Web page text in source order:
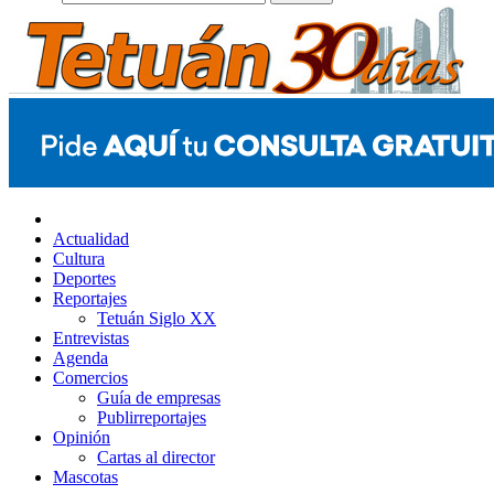
Actualidad
Cultura
Deportes
Reportajes
Tetuán Siglo XX
Entrevistas
Agenda
Comercios
Guía de empresas
Publirreportajes
Opinión
Cartas al director
Mascotas